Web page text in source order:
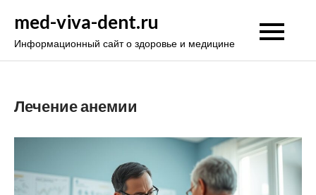
содержимому
med-viva-dent.ru
Информационный сайт о здоровье и медицине
Лечение анемии